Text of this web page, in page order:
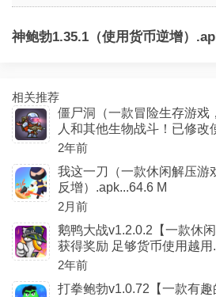
神鲍勃1.35.1（使用货币逆增）
相关推荐
僵尸洞（一款冒险生存游戏
人和其他生物战斗！已修改
2年前
我这一刀（一款休闲解压游
反增）.apk...64.6 M
2月前
鹅鸭大战v1.2.0.2【一款休
获得奖励 足够货币使用越用
2年前
打拳鲍勃v1.0.72【一款有